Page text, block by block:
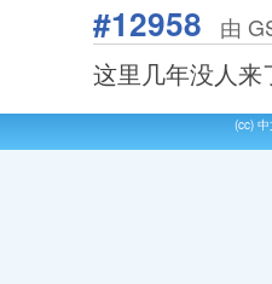
#12958 由
这里几年没人来
(cc)中